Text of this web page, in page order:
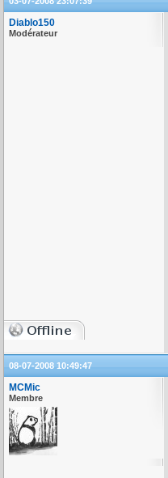
Diablo150
Modérateur
08-07-2008 10:49:47
MCMic
Membre